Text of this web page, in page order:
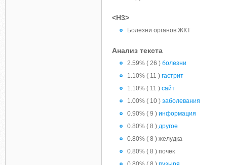
<H3>
Болезни органов ЖКТ
Анализ текста
2.59% ( 26 ) болезни
1.10% ( 11 ) гастрит
1.10% ( 11 ) сайт
1.00% ( 10 ) заболевания
0.90% ( 9 ) информация
0.80% ( 8 ) другое
0.80% ( 8 ) желудка
0.80% ( 8 ) почек